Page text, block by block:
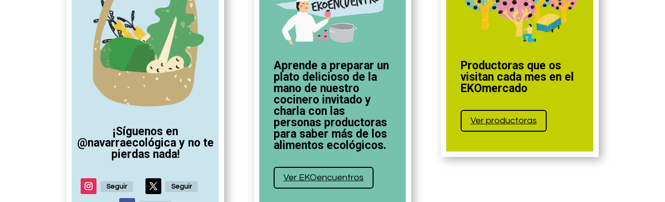
¡Síguenos en
@navarraecológica y no te
pierdas nada!
Seguir Seguir
Aprende a preparar un
plato delicioso de la
mano de nuestro
cocinero invitado y
charla con las
personas productoras
para saber más de los
alimentos ecológicos.
Ver EKOencuentros
Productoras que os
visitan cada mes en el
EKOmercado
Ver productoras